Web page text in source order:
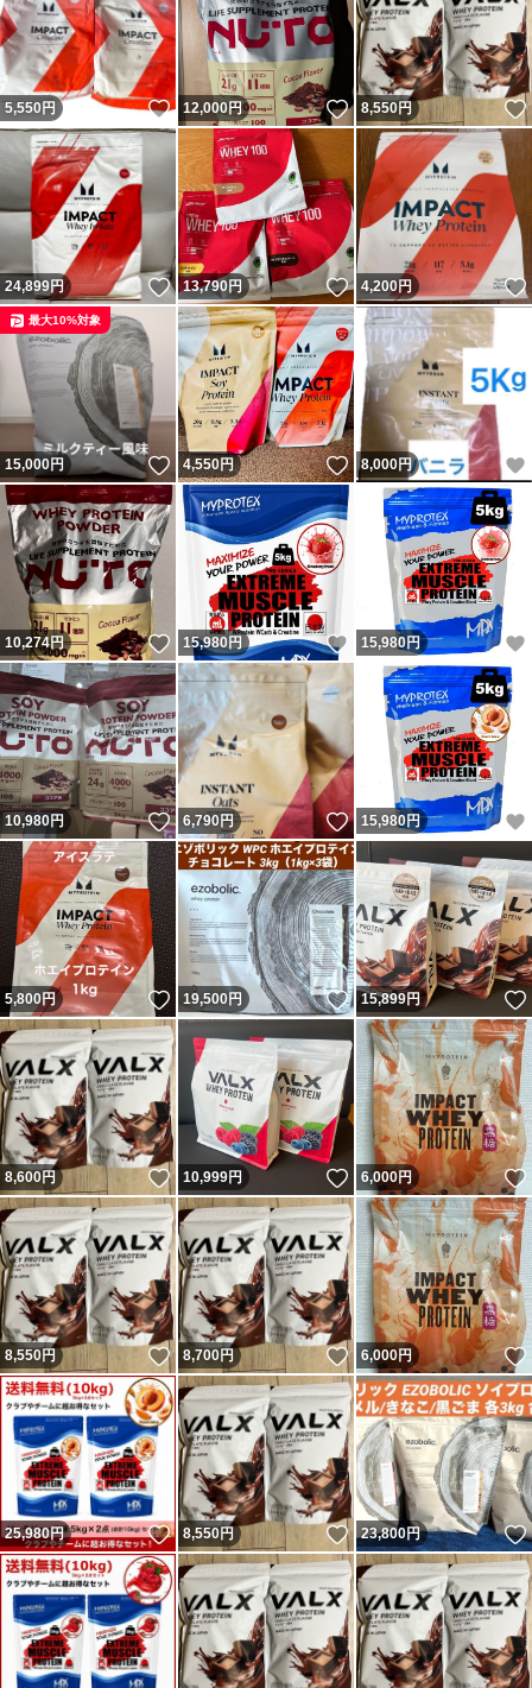
5,550 円 いいね！
12,000円 いいね！
8,550円
24,899円 いいね！
13,790円 いいね！
4,200円
15,000円 いいね！
最大10%対象
4,550円 いいね！
8,000円
10,274円 いいね！
15,980 円 いいね！
15,980円
10,980円 いいね！
6,790円 いいね！
15,980円
5,800円 いいね！
19,500円 いいね！
15,899円
8,600円 いいね！
10,999円 いいね！
6,000円
8,550円 いいね！
8,700円 いいね！
6,000円
25,980円 いいね！
8,550円 いいね！
23,800円